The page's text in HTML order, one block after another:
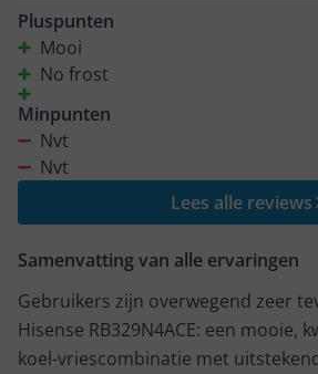
Pluspunten
Mooi
No frost
Minpunten
Nvt
Nvt
Lees alle reviews
Samenvatting van alle ervaringen
Gebruikers zijn overwegend zeer
Hisense RB329N4ACE: een mooie,
koel-vriescombinatie met